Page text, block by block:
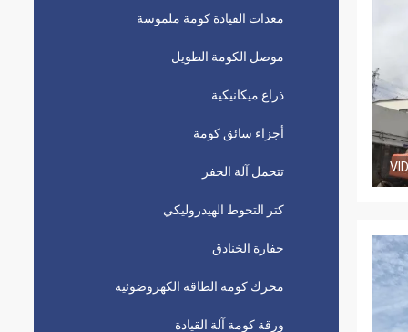
معدات القيادة كومة ملموسة
موصل الكومة الطويل
ذراع ميكانيكية
أجزاء سائق كومة
تتحمل آلة الحفر
كتر التحوط الهيدروليكي
حفارة الخنادق
محرك كومة الطاقة الكهروضوئية
ورقة كومة آلة القيادة